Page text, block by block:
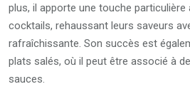
plus, il apporte une touche
cocktails, rehaussant leurs saveurs
rafraîchissante. Son succès est
plats salés, où il peut être associé à
sauces.